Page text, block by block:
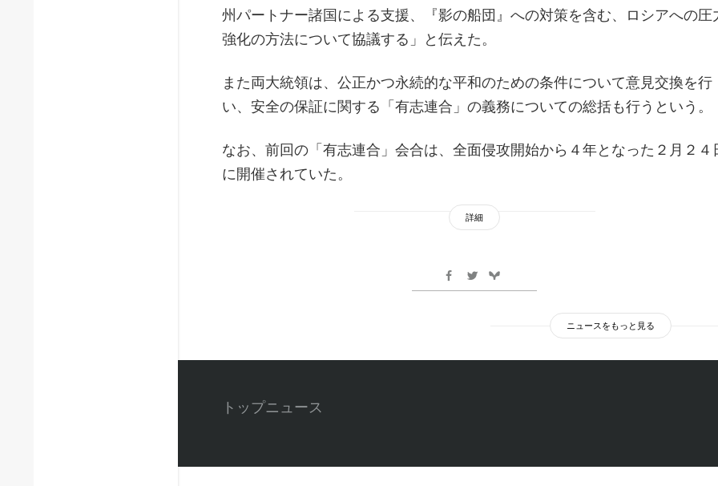
州パートナー諸国による支援、『影の船団』への対策を含む、ロシアへの圧
強化の方法について協議する」と伝えた。
また両大統領は、公正かつ永続的な平和のための条件について意見交換を行
い、安全の保証に関する「有志連合」の義務についての総括も行うという。
なお、前回の「有志連合」会合は、全面侵攻開始から４年となった２月２４
に開催されていた。
詳細
ニュースをもっと見る
トップニュース